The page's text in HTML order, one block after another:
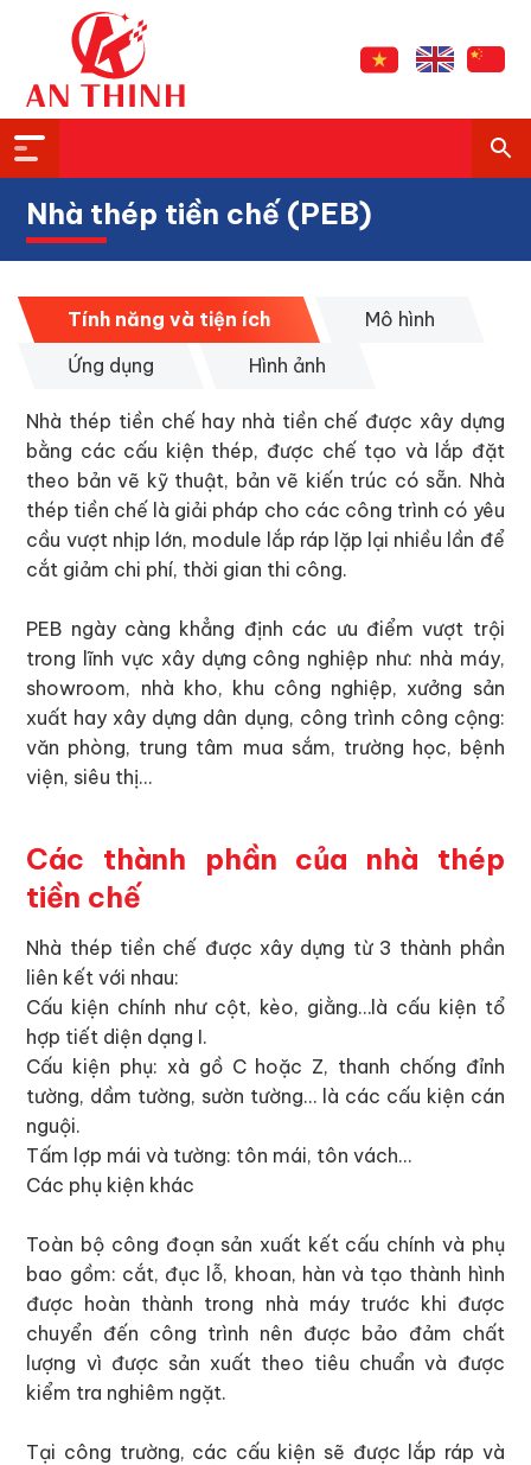
Nhà thép tiền chế (PEB)
Tính năng và tiện ích
Mô hình
Ứng dụng
Hình ảnh
Nhà thép tiền chế hay nhà tiền chế được xây dựng
bằng các cấu kiện thép, được chế tạo và lắp đặt
theo bản vẽ kỹ thuật, bản vẽ kiến trúc có sẵn. Nhà
thép tiền chế là giải pháp cho các công trình có yêu
cầu vượt nhịp lớn, module lắp ráp lặp lại nhiều lần để
cắt giảm chi phí, thời gian thi công.
PEB ngày càng khẳng định các ưu điểm vượt trội
trong lĩnh vực xây dựng công nghiệp như: nhà máy,
showroom, nhà kho, khu công nghiệp, xưởng sản
xuất hay xây dựng dân dụng, công trình công cộng:
văn phòng, trung tâm mua sắm, trường học, bệnh
viện, siêu thị…
Các thành phần của nhà thép
tiền chế
Nhà thép tiền chế được xây dựng từ 3 thành phần
liên kết với nhau:
Cấu kiện chính như cột, kèo, giằng…là cấu kiện tổ
hợp tiết diện dạng I.
Cấu kiện phụ: xà gồ C hoặc Z, thanh chống đỉnh
tường, dầm tường, sườn tường… là các cấu kiện cán
nguội.
Tấm lợp mái và tường: tôn mái, tôn vách…
Các phụ kiện khác
Toàn bộ công đoạn sản xuất kết cấu chính và phụ
bao gồm: cắt, đục lỗ, khoan, hàn và tạo thành hình
được hoàn thành trong nhà máy trước khi được
chuyển đến công trình nên được bảo đảm chất
lượng vì được sản xuất theo tiêu chuẩn và được
kiểm tra nghiêm ngặt.
Tại công trường, các cấu kiện sẽ được lắp ráp và